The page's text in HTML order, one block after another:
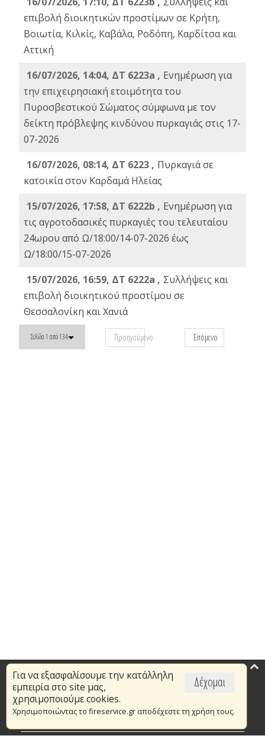
επιβολή διοικητικών προστίμων σε Κρήτη,
Βοιωτία, Κιλκίς, Καβάλα, Ροδόπη, Καρδίτσα και
Αττική
16/07/2026, 14:04, ΔΤ 6223a , Ενημέρωση για
την επιχειρησιακή ετοιμότητα του
Πυροσβεστικού Σώματος σύμφωνα με τον
δείκτη πρόβλεψης κινδύνου πυρκαγιάς στις 17-
07-2026
16/07/2026, 08:14, ΔΤ 6223 , Πυρκαγιά σε
κατοικία στον Καρδαμά Ηλείας
15/07/2026, 17:58, ΔΤ 6222b , Ενημέρωση για
τις αγροτοδασικές πυρκαγιές του τελευταίου
24ωρου από Ω/18:00/14-07-2026 έως
Ω/18:00/15-07-2026
15/07/2026, 16:59, ΔΤ 6222a , Συλλήψεις και
επιβολή διοικητικού προστίμου σε
Θεσσαλονίκη και Χανιά
Σελίδα 1 από 134 Προηγούμενο Επόμενο
Δέχομαι
Για να εξασφαλίσουμε την κατάλληλη
εμπειρία στο site μας,
χρησιμοποιούμε cookies.
Χρησιμοποιώντας το fireservice.gr αποδέχεστε τη χρήση τους.
Επικαιρότητα
Το Πυροσβεστικό Σώμα